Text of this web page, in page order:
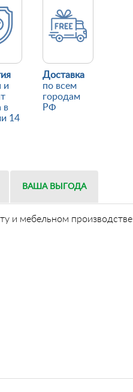
и
в
14
Доставка
по всем
городам
РФ
ВАША ВЫГОДА
и мебельном производстве.